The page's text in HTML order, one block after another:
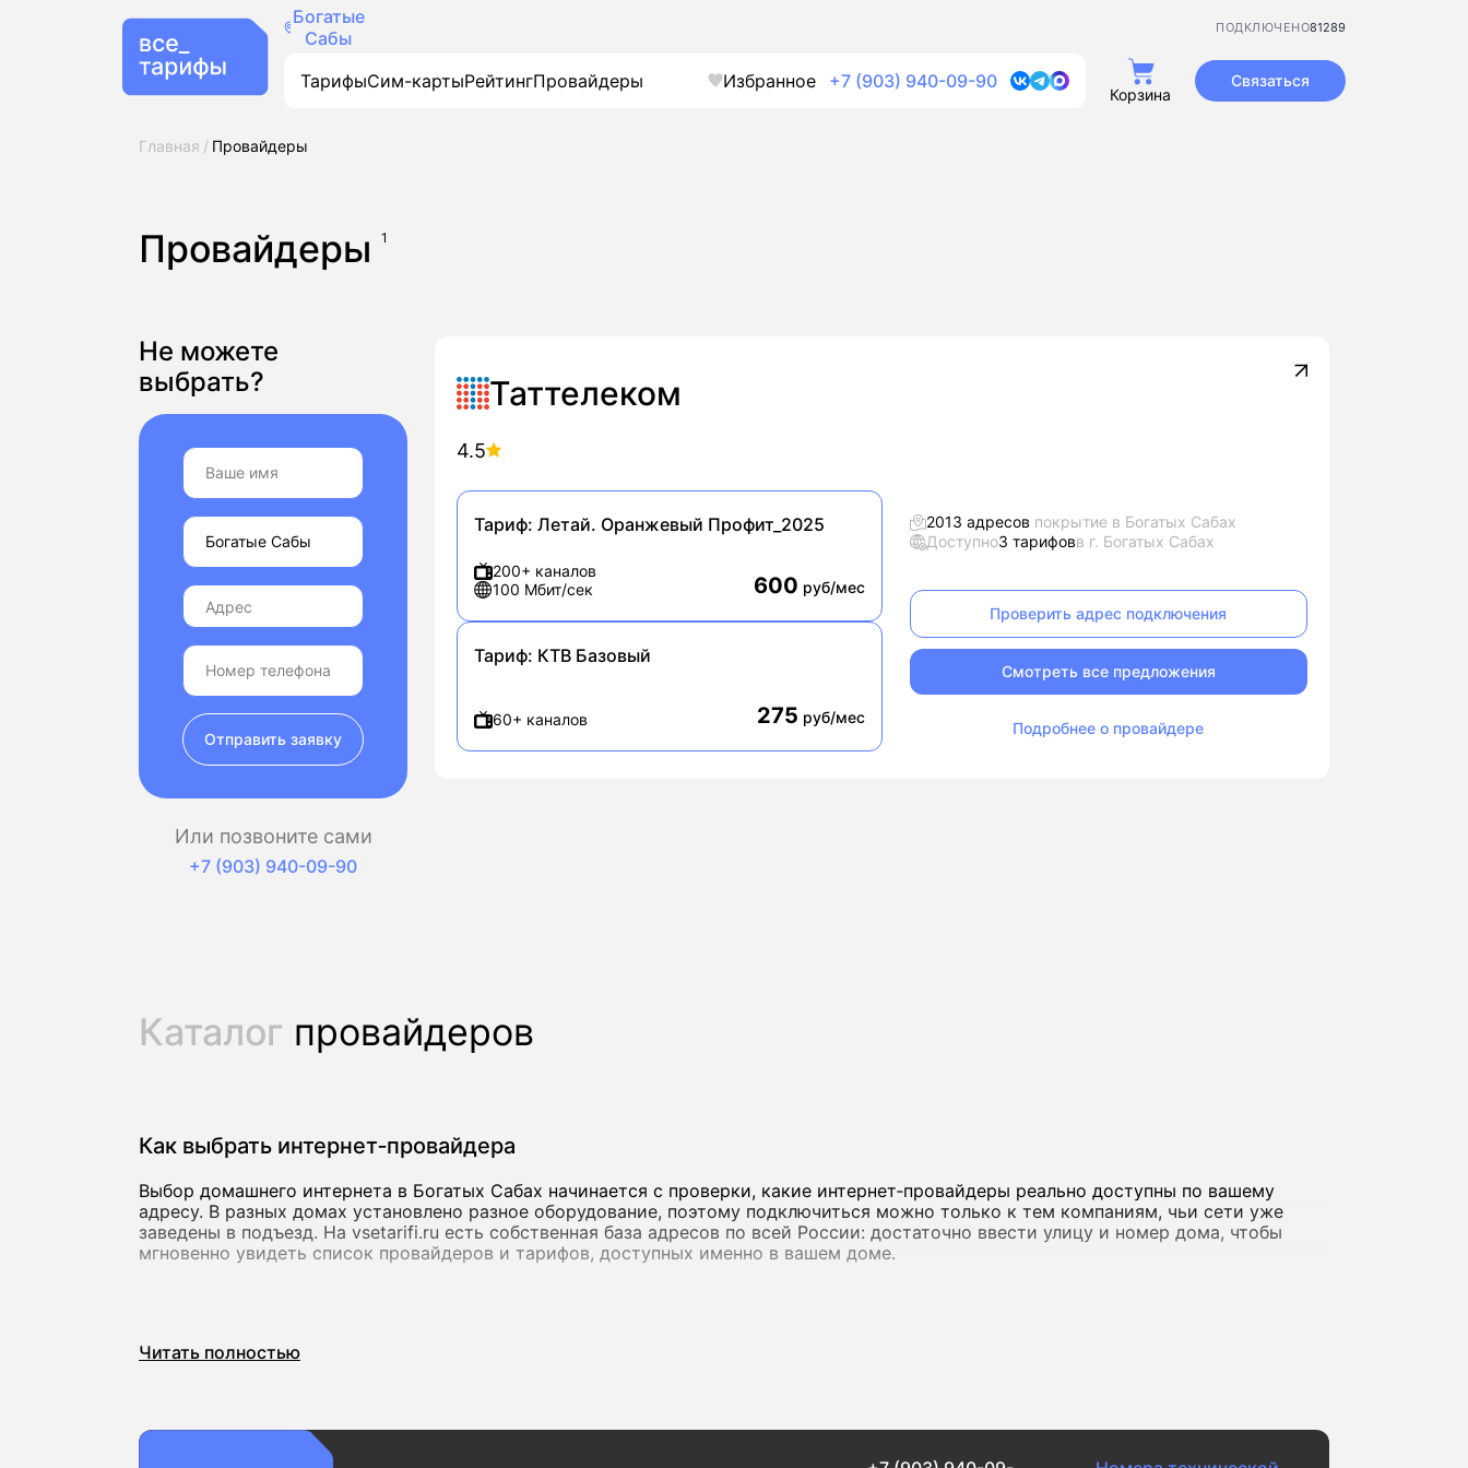
Богатые
Сабы
81289
ПОДКЛЮЧЕНО
ТарифыСим-картыРейтингПровайдеры Избранное +7 (903) 940-09-90
Корзина
Связаться
Главная Провайдеры
Провайдеры 1
Таттелеком
4.5
Тариф: Летай. Оранжевый Профит_2025
200+ каналов
100 Мбит/сек
600 руб/мес
Тариф: КТВ Базовый
60+ каналов 275 руб/мес
2013 адресов покрытие в Богатых Сабах
Доступно3 тарифовв г. Богатых Сабах
Проверить адрес подключения
Смотреть все предложения
Подробнее о провайдере
Не можете
выбрать?
Отправить заявку
Или позвоните сами
+7 (903) 940-09-90
Каталог провайдеров
Как выбрать интернет‑провайдера
Выбор домашнего интернета в Богатых Сабах начинается с проверки, какие интернет‑провайдеры реально доступны по вашему
адресу. В разных домах установлено разное оборудование, поэтому подключиться можно только к тем компаниям, чьи сети уже
заведены в подъезд. На vsetarifi.ru есть собственная база адресов по всей России: достаточно ввести улицу и номер дома, чтобы
мгновенно увидеть список провайдеров и тарифов, доступных именно в вашем доме.
Для базовых задач подойдет скорость от 15 Мбит/с - ее достаточно для переписки, просмотра фильмов в обычном качестве и
до 10 000 Мбит/с, которые предлагают как крупные федеральные операторы, так и локальные сети.
Читать полностью